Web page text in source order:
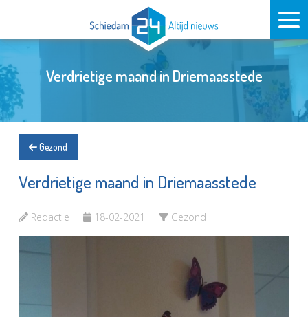
Verdrietige maand in Driemaasstede
Gezond
Verdrietige maand in Driemaasstede
Redactie 18-02-2021 Gezond